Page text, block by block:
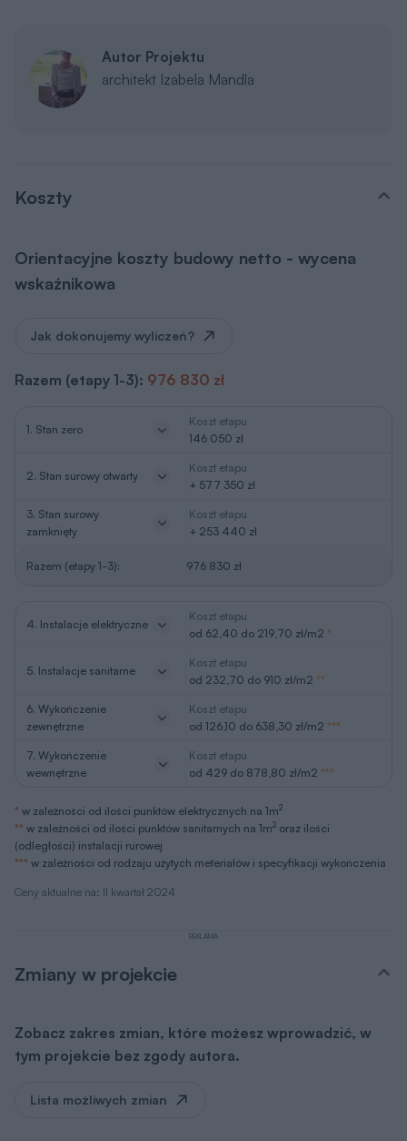
Autor Projektu
architekt Izabela Mandla
Koszty
Orientacyjne koszty budowy netto - wycena
wskaźnikowa
Ceny aktualne na: II kwartał 2024
Jak dokonujemy wyliczeń?
Razem (etapy 1-3): 976 830 zł
1. Stan zero
Koszt etapu
146 050 zł
2. Stan surowy otwarty
Koszt etapu
+ 577 350 zł
3. Stan surowy
zamknięty
Koszt etapu
+ 253 440 zł
Razem (etapy 1-3): 976 830 zł
4. Instalacje elektryczne
Koszt etapu
od 62,40 do 219,70 zł/m2 *
5. Instalacje sanitarne
Koszt etapu
od 232,70 do 910 zł/m2 **
6. Wykończenie
zewnętrzne
Koszt etapu
od 126,10 do 638,30 zł/m2 ***
7. Wykończenie
wewnętrzne
Koszt etapu
od 429 do 878,80 zł/m2 ***
* w zależności od ilości punktów elektrycznych na 1m2
** w zależności od ilości punktów sanitarnych na 1m2 oraz ilości
(odległości) instalacji rurowej
*** w zależności od rodzaju użytych meteriałów i specyfikacji wykończenia
REKLAMA
Zmiany w projekcie
Zobacz zakres zmian, które możesz wprowadzić, w
tym projekcie bez zgody autora.
Lista możliwych zmian